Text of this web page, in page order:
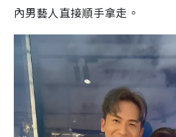
內男藝人直接順手拿走。